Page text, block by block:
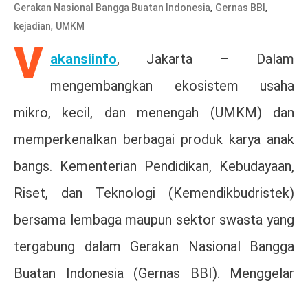
Gerakan Nasional Bangga Buatan Indonesia, Gernas BBI ,
kejadian, UMKM
V akansiinfo, Jakarta – Dalam
mengembangkan ekosistem usaha
mikro, kecil, dan menengah (UMKM) dan
memperkenalkan berbagai produk karya anak
bangs. Kementerian Pendidikan, Kebudayaan,
Riset, dan Teknologi (Kemendikbudristek)
bersama lembaga maupun sektor swasta yang
tergabung dalam Gerakan Nasional Bangga
Buatan Indonesia (Gernas BBI). Menggelar